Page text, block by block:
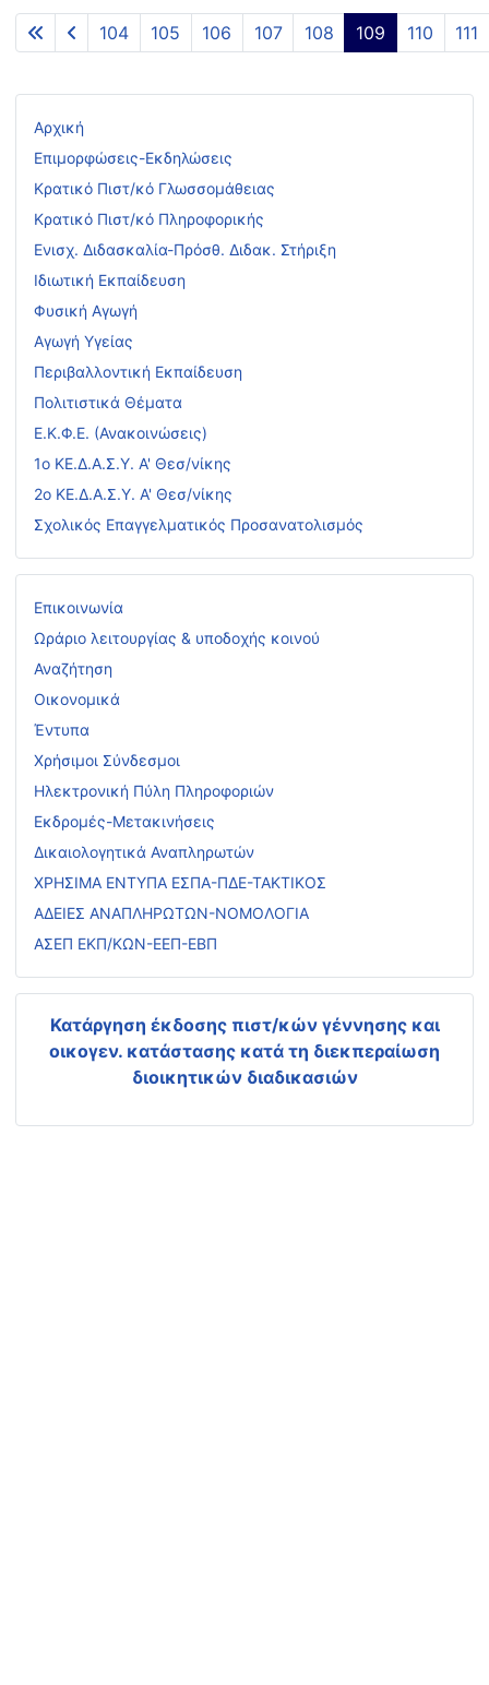
Αρχική
Επιμορφώσεις-Εκδηλώσεις
Κρατικό Πιστ/κό Γλωσσομάθειας
Κρατικό Πιστ/κό Πληροφορικής
Ενισχ. Διδασκαλία-Πρόσθ. Διδακ. Στήριξη
Ιδιωτική Εκπαίδευση
Φυσική Αγωγή
Αγωγή Υγείας
Περιβαλλοντική Εκπαίδευση
Πολιτιστικά Θέματα
Ε.Κ.Φ.Ε. (Ανακοινώσεις)
1ο ΚΕ.Δ.Α.Σ.Υ. Α' Θεσ/νίκης
2ο ΚΕ.Δ.Α.Σ.Υ. Α' Θεσ/νίκης
Σχολικός Επαγγελματικός Προσανατολισμός
Επικοινωνία
Ωράριο λειτουργίας & υποδοχής κοινού
Αναζήτηση
Οικονομικά
Έντυπα
Χρήσιμοι Σύνδεσμοι
Ηλεκτρονική Πύλη Πληροφοριών
Εκδρομές-Μετακινήσεις
Δικαιολογητικά Αναπληρωτών
ΧΡΗΣΙΜΑ ΕΝΤΥΠΑ ΕΣΠΑ-ΠΔΕ-ΤΑΚΤΙΚΟΣ
ΑΔΕΙΕΣ ΑΝΑΠΛΗΡΩΤΩΝ-ΝΟΜΟΛΟΓΙΑ
ΑΣΕΠ ΕΚΠ/ΚΩΝ-ΕΕΠ-ΕΒΠ
Κατάργηση έκδοσης πιστ/κών γέννησης και
οικογεν. κατάστασης κατά τη διεκπεραίωση
διοικητικών διαδικασιών
Σελίδα 109 από 117
104 105 106 107 108 109 110 111